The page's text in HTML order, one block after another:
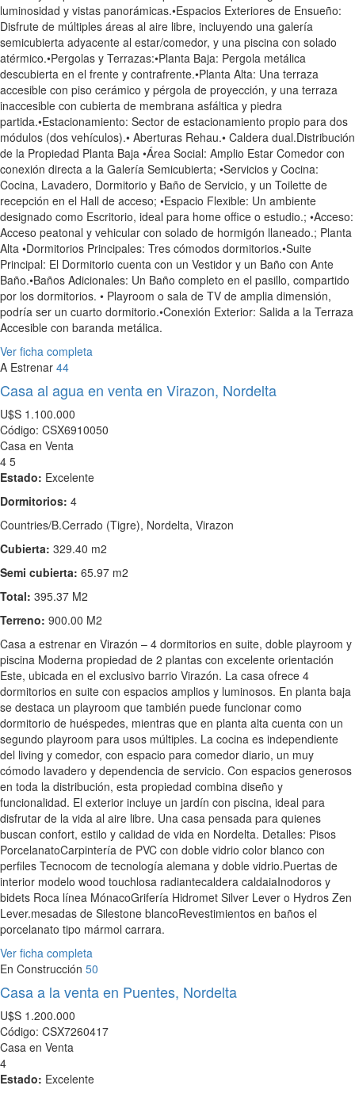
luminosidad y vistas panorámicas.•Espacios Exteriores de Ensueño:
Disfrute de múltiples áreas al aire libre, incluyendo una galería
semicubierta adyacente al estar/comedor, y una piscina con solado
atérmico.•Pergolas y Terrazas:•Planta Baja: Pergola metálica
descubierta en el frente y contrafrente.•Planta Alta: Una terraza
accesible con piso cerámico y pérgola de proyección, y una terraza
inaccesible con cubierta de membrana asfáltica y piedra
partida.•Estacionamiento: Sector de estacionamiento propio para dos
módulos (dos vehículos).• Aberturas Rehau.• Caldera dual.Distribución
de la Propiedad Planta Baja •Área Social: Amplio Estar Comedor con
conexión directa a la Galería Semicubierta; •Servicios y Cocina:
Cocina, Lavadero, Dormitorio y Baño de Servicio, y un Toilette de
recepción en el Hall de acceso; •Espacio Flexible: Un ambiente
designado como Escritorio, ideal para home office o estudio.; •Acceso:
Acceso peatonal y vehicular con solado de hormigón llaneado.; Planta
Alta •Dormitorios Principales: Tres cómodos dormitorios.•Suite
Principal: El Dormitorio cuenta con un Vestidor y un Baño con Ante
Baño.•Baños Adicionales: Un Baño completo en el pasillo, compartido
por los dormitorios. • Playroom o sala de TV de amplia dimensión,
podría ser un cuarto dormitorio.•Conexión Exterior: Salida a la Terraza
Accesible con baranda metálica.
Ver ficha completa
A Estrenar 44
Casa al agua en venta en Virazon, Nordelta
U$S 1.100.000
Código: CSX6910050
Casa en Venta
4 5
Estado: Excelente
Dormitorios: 4
Countries/B.Cerrado (Tigre), Nordelta, Virazon
Cubierta: 329.40 m2
Semi cubierta: 65.97 m2
Total: 395.37 M2
Terreno: 900.00 M2
Casa a estrenar en Virazón – 4 dormitorios en suite, doble playroom y
piscina Moderna propiedad de 2 plantas con excelente orientación
Este, ubicada en el exclusivo barrio Virazón. La casa ofrece 4
dormitorios en suite con espacios amplios y luminosos. En planta baja
se destaca un playroom que también puede funcionar como
dormitorio de huéspedes, mientras que en planta alta cuenta con un
segundo playroom para usos múltiples. La cocina es independiente
del living y comedor, con espacio para comedor diario, un muy
cómodo lavadero y dependencia de servicio. Con espacios generosos
en toda la distribución, esta propiedad combina diseño y
funcionalidad. El exterior incluye un jardín con piscina, ideal para
disfrutar de la vida al aire libre. Una casa pensada para quienes
buscan confort, estilo y calidad de vida en Nordelta. Detalles: Pisos
PorcelanatoCarpintería de PVC con doble vidrio color blanco con
perfiles Tecnocom de tecnología alemana y doble vidrio.Puertas de
interior modelo wood touchlosa radiantecaldera caldaiaInodoros y
bidets Roca línea MónacoGrifería Hidromet Silver Lever o Hydros Zen
Lever.mesadas de Silestone blancoRevestimientos en baños el
porcelanato tipo mármol carrara.
Ver ficha completa
En Construcción 50
Casa a la venta en Puentes, Nordelta
U$S 1.200.000
Código: CSX7260417
Casa en Venta
4
Estado: Excelente